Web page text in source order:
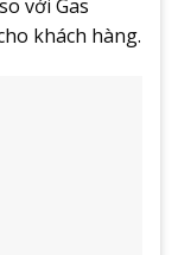
với Gas
khách hàng.